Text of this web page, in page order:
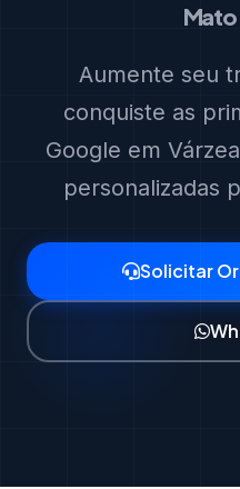
Aumente seu
conquiste as
Google em
personalizadas
Solicitar